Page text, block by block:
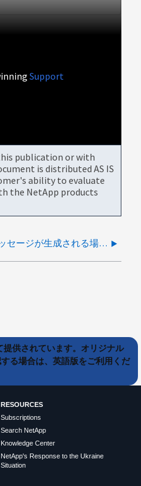
Support
publication or with
is distributed AS IS
ability to evaluate
the NetApp products
trident-csiポッドアップ中にメッセージが生成される場合、マルチパスデバイスが存在しない可能性があります
供されています。オリジナル
る場合は、英語版をご利用くだ
RESOURCES
Subscriptions
Search NetApp
Knowledge Center
NetApp's Response to the Ukraine
Situation